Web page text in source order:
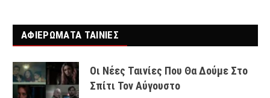
ΑΦΙΕΡΩΜΑΤΑ ΤΑΙΝΊΕΣ
Οι Νέες Ταινίες Που Θα Δούμε Στο
Σπίτι Τον Αύγουστο